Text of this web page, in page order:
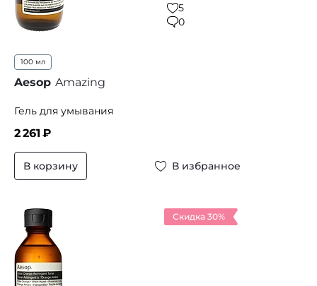
5
0
100 мл
Aesop Amazing
Гель для умывания
2 261 ₽
В корзину В избранное
Скидка 30%